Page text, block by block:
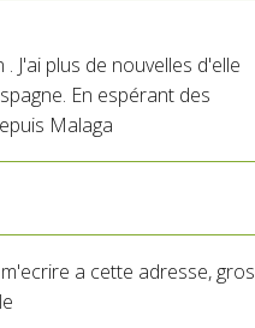
J'ai plus de nouvelles d'elle
En espérant des
Malaga
a cette adresse, gros